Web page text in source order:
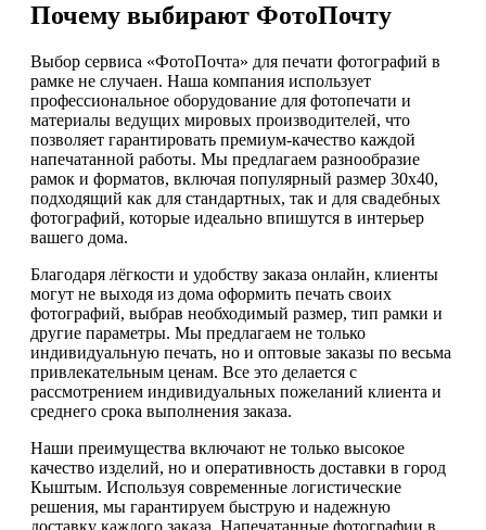
Почему выбирают ФотоПочту
Выбор сервиса «ФотоПочта» для печати фотографий в
рамке не случаен. Наша компания использует
профессиональное оборудование для фотопечати и
материалы ведущих мировых производителей, что
позволяет гарантировать премиум-качество каждой
напечатанной работы. Мы предлагаем разнообразие
рамок и форматов, включая популярный размер 30х40,
подходящий как для стандартных, так и для свадебных
фотографий, которые идеально впишутся в интерьер
вашего дома.
Благодаря лёгкости и удобству заказа онлайн, клиенты
могут не выходя из дома оформить печать своих
фотографий, выбрав необходимый размер, тип рамки и
другие параметры. Мы предлагаем не только
индивидуальную печать, но и оптовые заказы по весьма
привлекательным ценам. Все это делается с
рассмотрением индивидуальных пожеланий клиента и
среднего срока выполнения заказа.
Наши преимущества включают не только высокое
качество изделий, но и оперативность доставки в город
Кыштым. Используя современные логистические
решения, мы гарантируем быструю и надежную